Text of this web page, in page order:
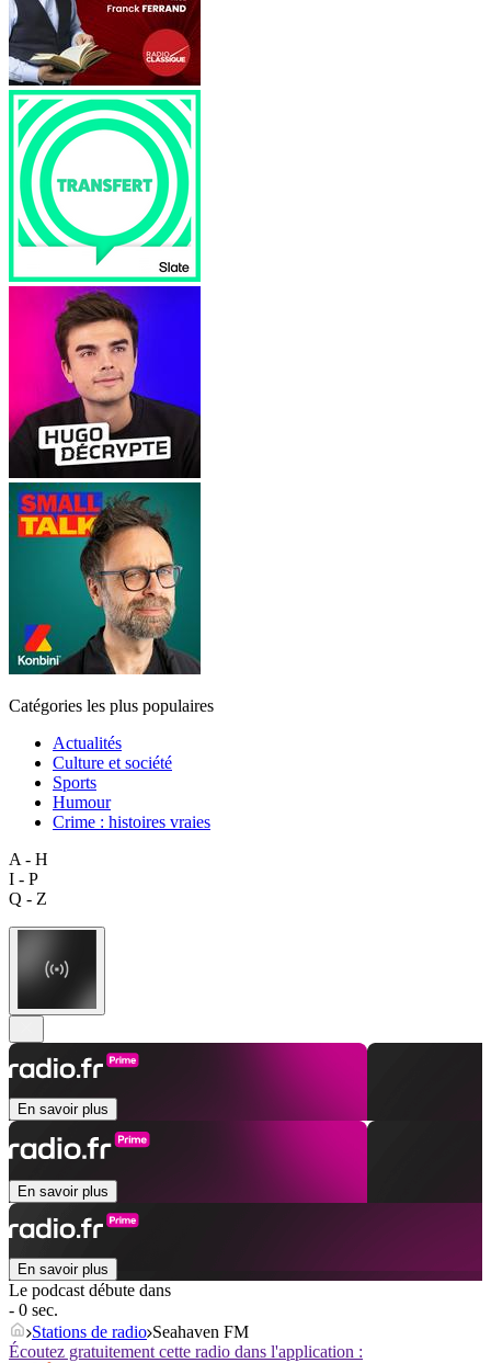
Catégories les plus populaires
Actualités
Culture et société
Sports
Humour
Crime : histoires vraies
A - H
I - P
Q - Z
En savoir plus
En savoir plus
En savoir plus
Le podcast débute dans
- 0 sec.
Stations de radio Seahaven FM
Écoutez gratuitement cette radio dans l'application :